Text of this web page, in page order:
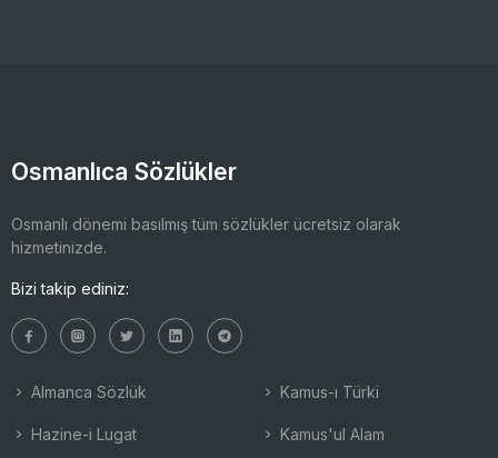
Osmanlıca Sözlükler
Osmanlı dönemi basılmış tüm sözlükler ücretsiz olarak
hizmetinizde.
Bizi takip ediniz:
Almanca Sözlük
Hazine-i Lugat
Kamus-ı Türki
Kamus'ul Alam